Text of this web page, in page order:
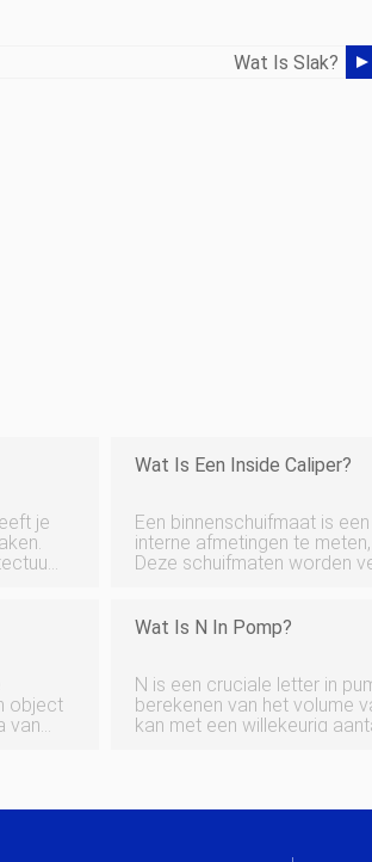
Wat Is Slak?
je
Wat Is Een Inside Caliper?
Een binnenschuifmaat is
interne afmetingen te
Deze schuifmaten worden
object
van
Wat Is N In Pomp?
N is een cruciale letter in
berekenen van het volume
kan met een willekeurig